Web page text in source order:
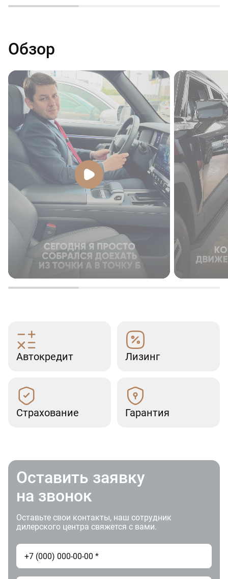
Обзор
Автокредит Лизинг
Страхование Гарантия
Оставить заявку
на звонок
Оставьте свои контакты, наш сотрудник
дилерского центра свяжется с вами.